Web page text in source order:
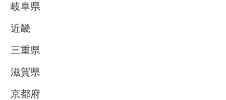
岐阜県
近畿
三重県
滋賀県
京都府